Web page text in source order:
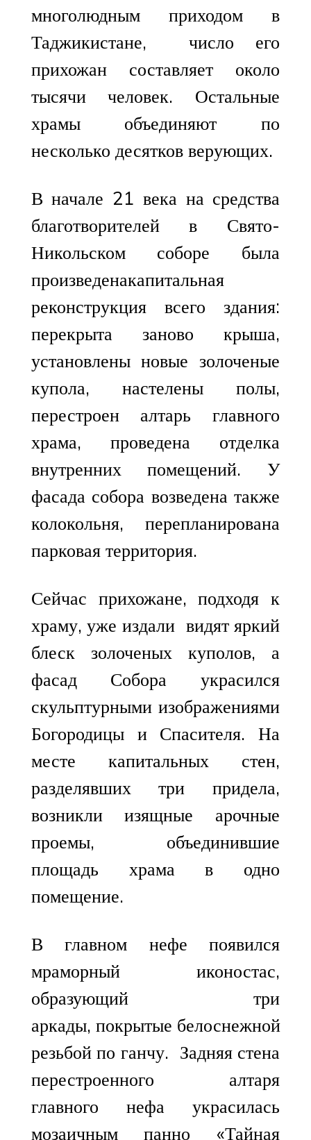
многолюдным приходом в
Таджикистане, число его
прихожан составляет около
тысячи человек. Остальные
храмы объединяют по
несколько десятков верующих.
В начале 21 века на средства
благотворителей в Свято-
Никольском соборе была
произведенакапитальная
реконструкция всего здания:
перекрыта заново крыша,
установлены новые золоченые
купола, настелены полы,
перестроен алтарь главного
храма, проведена отделка
внутренних помещений. У
фасада собора возведена также
колокольня, перепланирована
парковая территория.
Сейчас прихожане, подходя к
храму, уже издали видят яркий
блеск золоченых куполов, а
фасад Собора украсился
скульптурными изображениями
Богородицы и Спасителя. На
месте капитальных стен,
разделявших три придела,
возникли изящные арочные
проемы, объединившие
площадь храма в одно
помещение.
В главном нефе появился
мраморный иконостас,
образующий три
аркады, покрытые белоснежной
резьбой по ганчу. Задняя стена
перестроенного алтаря
главного нефа украсилась
мозаичным панно «Тайная